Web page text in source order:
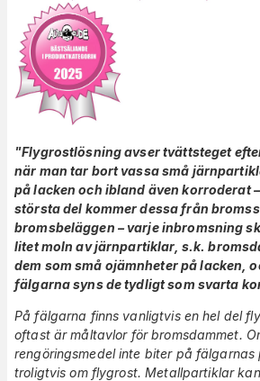
"Flygrostlösning avser tvättsteget
när man tar bort vassa små
på lacken och ibland även korroderat
största del kommer dessa från
bromsbeläggen – varje inbromsning
litet moln av järnpartiklar, s.k.
dem som små ojämnheter på lacken,
fälgarna syns de tydligt som svarta
På fälgarna finns vanligtvis en hel del
oftast är måltavlor för bromsdammet.
rengöringsmedel inte biter på
troligtvis om flygrost. Metallpartiklar